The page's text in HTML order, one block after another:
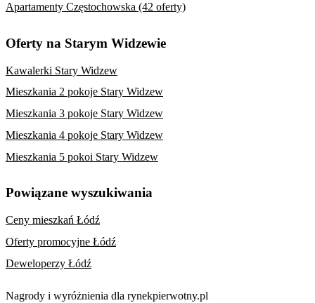
Apartamenty Częstochowska (42 oferty)
Oferty na Starym Widzewie
Kawalerki Stary Widzew
Mieszkania 2 pokoje Stary Widzew
Mieszkania 3 pokoje Stary Widzew
Mieszkania 4 pokoje Stary Widzew
Mieszkania 5 pokoi Stary Widzew
Powiązane wyszukiwania
Ceny mieszkań Łódź
Oferty promocyjne Łódź
Deweloperzy Łódź
Nagrody i wyróżnienia dla rynekpierwotny.pl